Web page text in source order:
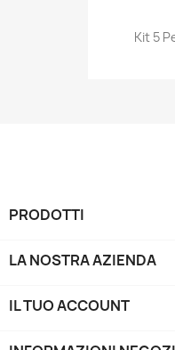
Kit 5
PRODOTTI
LA NOSTRA AZIENDA
IL TUO ACCOUNT